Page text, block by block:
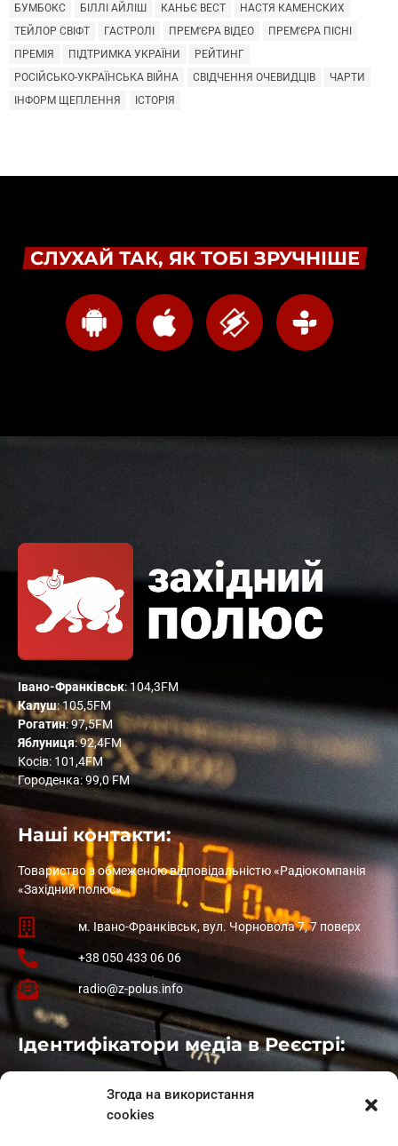
Згода на використання
cookies
БУМБОКС
БІЛЛІ АЙЛІШ КАНЬЄ ВЕСТ
НАСТЯ КАМЕНСКИХ
ТЕЙЛОР СВІФТ
ГАСТРОЛІ ПРЕМ'ЄРА ВІДЕО
ПРЕМ'ЄРА ПІСНІ
ПРЕМІЯ
ПІДТРИМКА УКРАЇНИ
РЕЙТИНГ
РОСІЙСЬКО-УКРАЇНСЬКА ВІЙНА
СВІДЧЕННЯ ОЧЕВИДЦІВ
ЧАРТИ
ІНФОРМ ЩЕПЛЕННЯ
ІСТОРІЯ
СЛУХАЙ ТАК, ЯК ТОБІ ЗРУЧНІШЕ
Івано-Франківськ: 104,3FM
Калуш: 105,5FM
Рогатин: 97,5FM
Яблуниця: 92,4FM
Косів: 101,4FM
Городенка: 99,0 FM
Наші контакти:
Товариство з обмеженою відповідальністю «Радіокомпанія
«Західний полюс»
м. Івано-Франківськ, вул. Чорновола 7, 7 поверх
+38 050 433 06 06
radio@z-polus.info
Ідентифікатори медіа в Реєстрі:
: L11-01410
: L11-01801